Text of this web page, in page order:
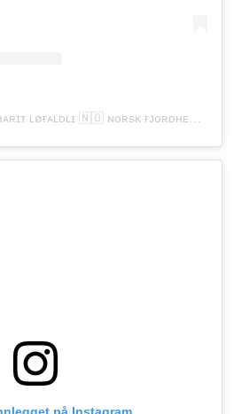
Et innlegg delt av ᴀɴɴᴇ ᴍᴀʀɪᴛ ʟøғᴀʟᴅʟɪ 🇳🇴 ɴᴏʀsᴋ ғᴊᴏʀᴅʜᴇsᴛ (@solfjords)
på Instagram